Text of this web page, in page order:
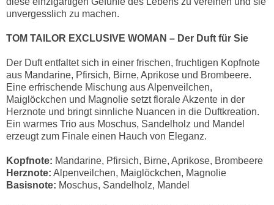
unvergesslich zu machen.
TOM TAILOR EXCLUSIVE WOMAN – Der Duft für Sie
Der Duft entfaltet sich in einer frischen, fruchtigen Kopfnote
aus Mandarine, Pfirsich, Birne, Aprikose und Brombeere.
Eine erfrischende Mischung aus Alpenveilchen,
Maiglöckchen und Magnolie setzt florale Akzente in der
Herznote und bringt sinnliche Nuancen in die Duftkreation.
Ein warmes Trio aus Moschus, Sandelholz und Mandel
erzeugt zum Finale einen Hauch von Eleganz.
Kopfnote: Mandarine, Pfirsich, Birne, Aprikose, Brombeere
Herznote: Alpenveilchen, Maiglöckchen, Magnolie
Basisnote: Moschus, Sandelholz, Mandel